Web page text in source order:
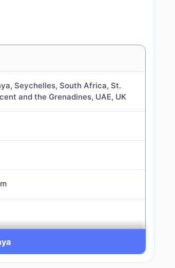
Seychelles, South Africa, St. Vincent
the Grenadines, UAE, UK
setelah 6 bulan tidak aktif,
+$10/bulan setiap tahun berikutnya.